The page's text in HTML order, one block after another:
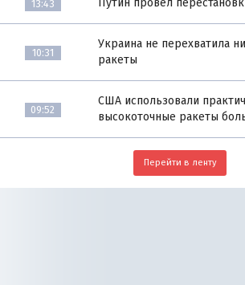
13:43
10:31
Украина не перехватила
ракеты
09:52
США использовали
высокоточные ракеты
Перейти в ленту